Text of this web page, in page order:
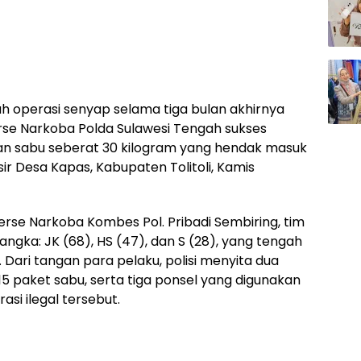
operasi senyap selama tiga bulan akhirnya
Narkoba Polda Sulawesi Tengah sukses
sabu seberat 30 kilogram yang hendak masuk
Desa Kapas, Kabupaten Tolitoli, Kamis
Narkoba Kombes Pol. Pribadi Sembiring, tim
JK (68), HS (47), dan S (28), yang tengah
tangan para pelaku, polisi menyita dua
paket sabu, serta tiga ponsel yang digunakan
ilegal tersebut.